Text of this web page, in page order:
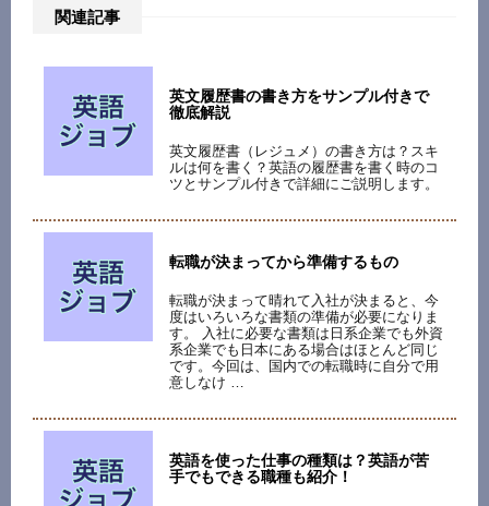
関連記事
英文履歴書の書き方をサンプル付きで
徹底解説
英文履歴書（レジュメ）の書き方は？スキ
ルは何を書く？英語の履歴書を書く時のコ
ツとサンプル付きで詳細にご説明します。
転職が決まってから準備するもの
転職が決まって晴れて入社が決まると、今
度はいろいろな書類の準備が必要になりま
す。 入社に必要な書類は日系企業でも外資
系企業でも日本にある場合はほとんど同じ
です。今回は、国内での転職時に自分で用
意しなけ …
英語を使った仕事の種類は？英語が苦
手でもできる職種も紹介！